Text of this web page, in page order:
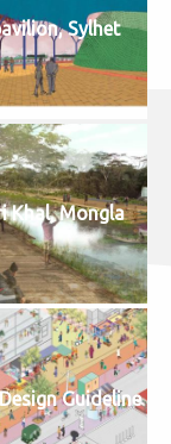
Sylhet
Khal, Mongla
Guideline